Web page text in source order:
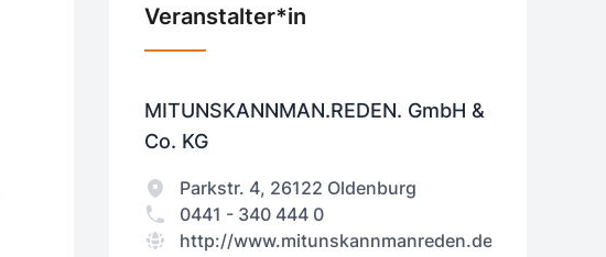
Veranstalter*in
MITUNSKANNMAN.REDEN. GmbH &
Co. KG
Parkstr. 4, 26122 Oldenburg
0441 - 340 444 0
http://www.mitunskannmanreden.de